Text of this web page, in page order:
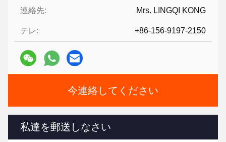
連絡先: Mrs. LINGQI KONG
テレ: +86-156-9197-2150
今連絡してください
私達を郵送しなさい